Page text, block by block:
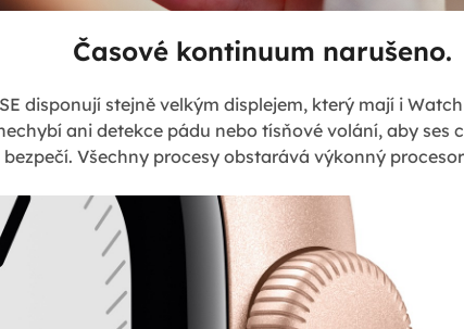
Časové kontinuum narušeno.
disponují stejně velkým displejem, který mají i Watch
ani detekce pádu nebo tísňové volání, aby ses
bezpečí. Všechny procesy obstarává výkonný procesor